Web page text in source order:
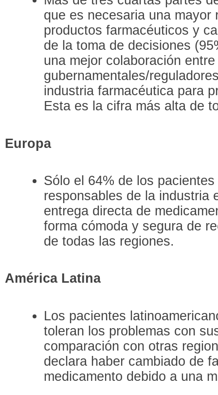
que es necesaria una mayor
productos farmacéuticos y
de la toma de decisiones
una mejor colaboración
gubernamentales/
industria farmacéutica para
Esta es la cifra más alta de
Europa
Sólo el 64% de los
responsables de la industria
entrega directa de
forma cómoda y segura de
de todas las regiones.
América Latina
Los pacientes
toleran los problemas con
comparación con otras
declara haber cambiado de
medicamento debido a una